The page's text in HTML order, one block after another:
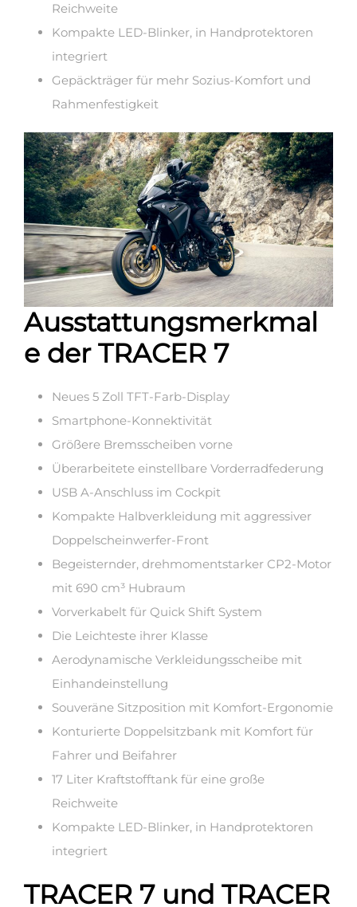
Reichweite
Kompakte LED-Blinker, in Handprotektoren
integriert
Gepäckträger für mehr Sozius-Komfort und
Rahmenfestigkeit
Ausstattungsmerkmal
e der TRACER 7
Neues 5 Zoll TFT-Farb-Display
Smartphone-Konnektivität
Größere Bremsscheiben vorne
Überarbeitete einstellbare Vorderradfederung
USB A-Anschluss im Cockpit
Kompakte Halbverkleidung mit aggressiver
Doppelscheinwerfer-Front
Begeisternder, drehmomentstarker CP2-Motor
mit 690 cm³ Hubraum
Vorverkabelt für Quick Shift System
Die Leichteste ihrer Klasse
Aerodynamische Verkleidungsscheibe mit
Einhandeinstellung
Souveräne Sitzposition mit Komfort-Ergonomie
Konturierte Doppelsitzbank mit Komfort für
Fahrer und Beifahrer
17 Liter Kraftstofftank für eine große
Reichweite
Kompakte LED-Blinker, in Handprotektoren
integriert
TRACER 7 und TRACER